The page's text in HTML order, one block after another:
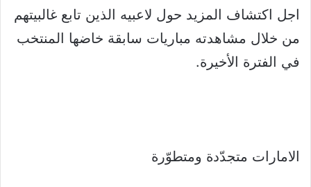
اجل اكتشاف المزيد حول لاعبيه الذين تابع غالبيتهم
من خلال مشاهدته مباريات سابقة خاضها المنتخب
في الفترة الأخيرة.
الامارات متجدّدة ومتطوّرة